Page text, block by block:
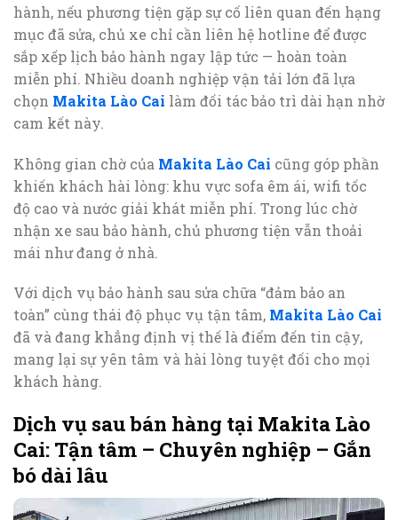
hành, nếu phương tiện gặp sự cố liên quan đến hạng
mục đã sửa, chủ xe chỉ cần liên hệ hotline để được
sắp xếp lịch bảo hành ngay lập tức — hoàn toàn
miễn phí. Nhiều doanh nghiệp vận tải lớn đã lựa
chọn Makita Lào Cai làm đối tác bảo trì dài hạn nhờ
cam kết này.
Không gian chờ của Makita Lào Cai cũng góp phần
khiến khách hài lòng: khu vực sofa êm ái, wifi tốc
độ cao và nước giải khát miễn phí. Trong lúc chờ
nhận xe sau bảo hành, chủ phương tiện vẫn thoải
mái như đang ở nhà.
Với dịch vụ bảo hành sau sửa chữa “đảm bảo an
toàn” cùng thái độ phục vụ tận tâm, Makita Lào Cai
đã và đang khẳng định vị thế là điểm đến tin cậy,
mang lại sự yên tâm và hài lòng tuyệt đối cho mọi
khách hàng.
Dịch vụ sau bán hàng tại Makita Lào
Cai: Tận tâm – Chuyên nghiệp – Gắn
bó dài lâu